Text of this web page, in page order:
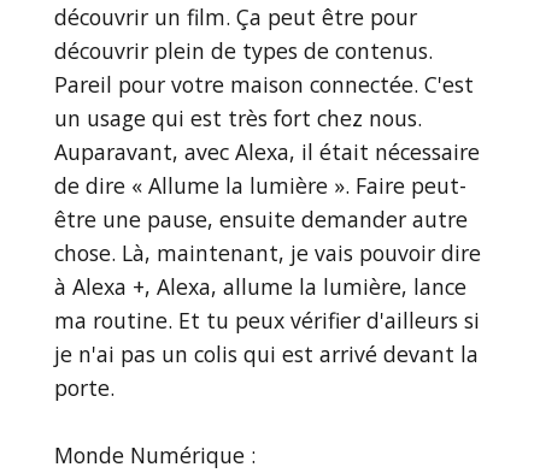
découvrir un film. Ça peut être pour
découvrir plein de types de contenus.
Pareil pour votre maison connectée. C'est
un usage qui est très fort chez nous.
Auparavant, avec Alexa, il était nécessaire
de dire « Allume la lumière ». Faire peut-
être une pause, ensuite demander autre
chose. Là, maintenant, je vais pouvoir dire
à Alexa +, Alexa, allume la lumière, lance
ma routine. Et tu peux vérifier d'ailleurs si
je n'ai pas un colis qui est arrivé devant la
porte.
Monde Numérique :